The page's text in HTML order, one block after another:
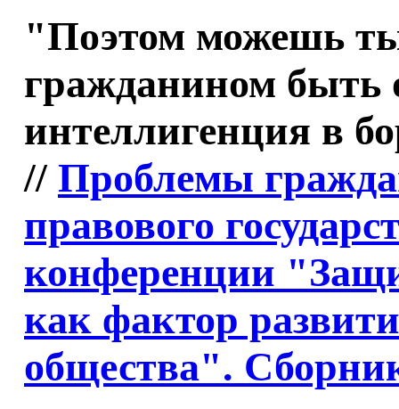
"Поэтом можешь
гражданином быть
интеллигенция в
// Проблемы
правового
конференции
как фактор
общества".